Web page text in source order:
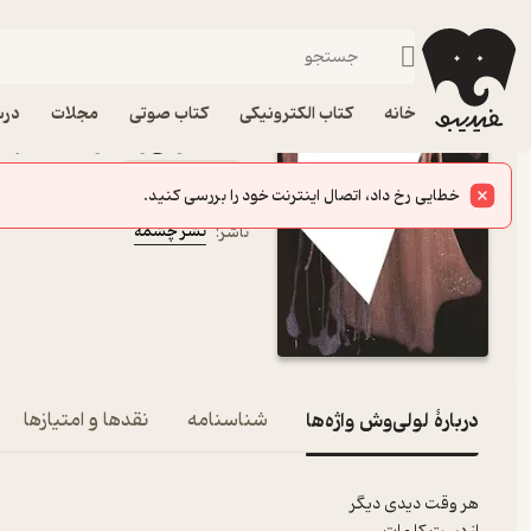
خانه کتاب الکترونیکی کتاب صوتی مجلات
فیدیبو کتاب الکترونیکی
نویسنده: علی صالحی
ناشر: نشر چشمه
دربارۀ ‫لولی‌وش واژه‌ها شناسنامه نقدها و امتیازها
هر وقت دیدی دیگر